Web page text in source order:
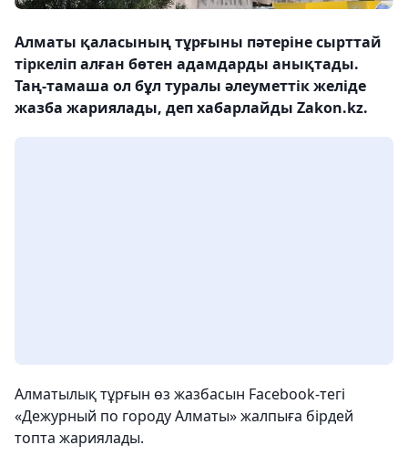
Алматы қаласының тұрғыны пәтеріне сырттай
тіркеліп алған бөтен адамдарды анықтады.
Таң-тамаша ол бұл туралы әлеуметтік желіде
жазба жариялады, деп хабарлайды Zakon.kz.
Алматылық тұрғын өз жазбасын Facebook-тегі
«Дежурный по городу Алматы» жалпыға бірдей
топта жариялады.